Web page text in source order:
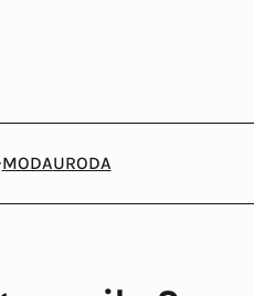
MODAURODA